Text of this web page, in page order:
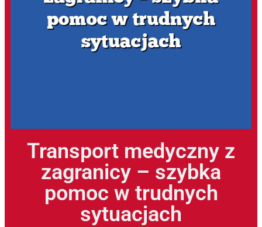
Transport medyczny z
zagranicy – szybka
pomoc w trudnych
sytuacjach